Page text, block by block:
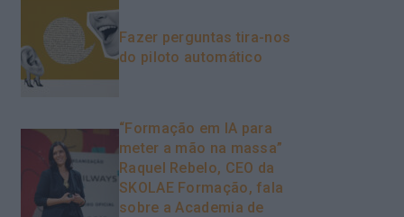
Fazer perguntas tira-nos
do piloto automático
“Formação em IA para
meter a mão na massa”
Raquel Rebelo, CEO da
SKOLAE Formação, fala
sobre a Academia de